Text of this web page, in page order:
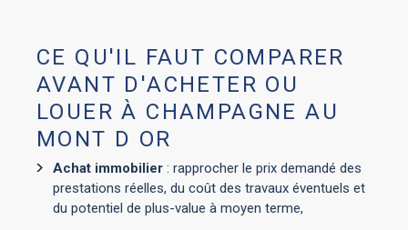
CE QU'IL FAUT COMPARER
AVANT D'ACHETER OU
LOUER À CHAMPAGNE AU
MONT D OR
Achat immobilier : rapprocher le prix demandé des
prestations réelles, du coût des travaux éventuels et
du potentiel de plus-value à moyen terme,